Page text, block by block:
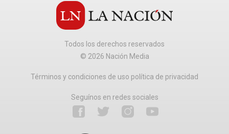
Todos los derechos reservados
© 2026 Nación Media
Términos y condiciones de uso política de privacidad
Seguínos en redes sociales